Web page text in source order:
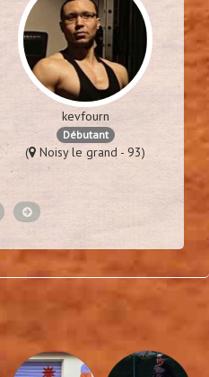
kevfourn
Débutant
( Noisy le grand - 93)